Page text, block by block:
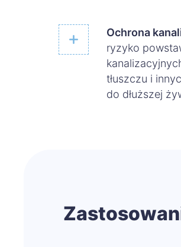
Ochrona
ryzyko
tłuszczu i
do dłuższej